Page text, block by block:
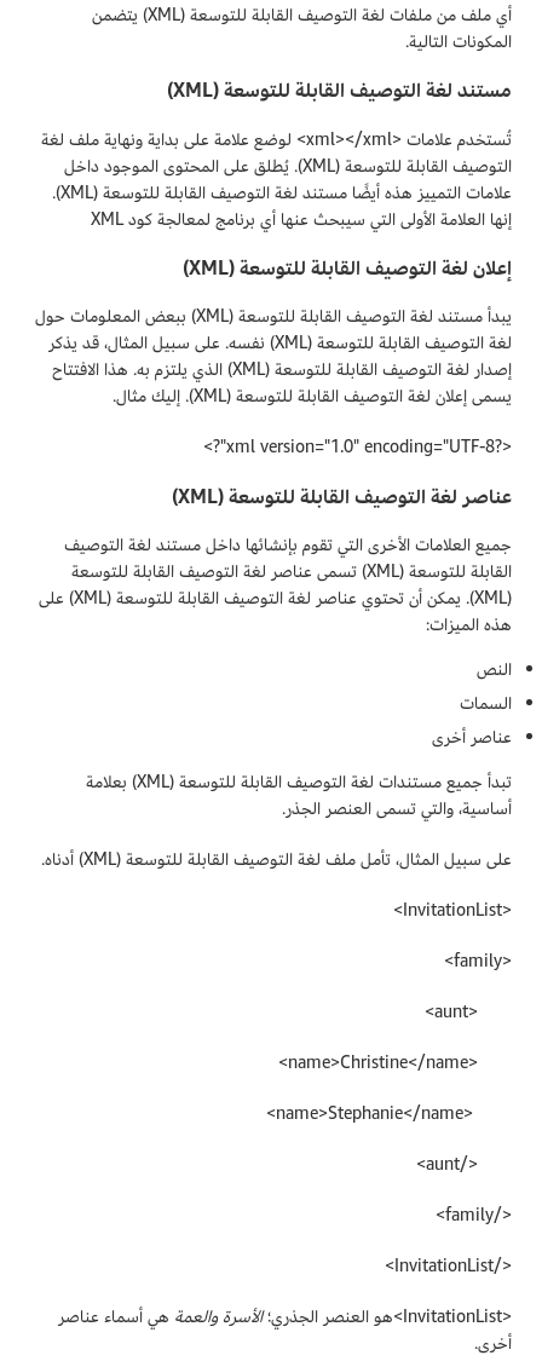
أي ملف من ملفات لغة التوصيف القابلة للتوسعة (XML) يتضمن
المكونات التالية.
مستند لغة التوصيف القابلة للتوسعة (XML)
تُستخدم علامات <xml></xml> لوضع علامة على بداية ونهاية ملف لغة
التوصيف القابلة للتوسعة (XML). يُطلق على المحتوى الموجود داخل
علامات التمييز هذه أيضًا مستند لغة التوصيف القابلة للتوسعة (XML).
إنها العلامة الأولى التي سيبحث عنها أي برنامج لمعالجة كود XML
إعلان لغة التوصيف القابلة للتوسعة (XML)
يبدأ مستند لغة التوصيف القابلة للتوسعة (XML) ببعض المعلومات حول
لغة التوصيف القابلة للتوسعة (XML) نفسه. على سبيل المثال، قد يذكر
إصدار لغة التوصيف القابلة للتوسعة (XML) الذي يلتزم به. هذا الافتتاح
يسمى إعلان لغة التوصيف القابلة للتوسعة (XML). إليك مثال.
<?xml version="1.0" encoding="UTF-8"?>
عناصر لغة التوصيف القابلة للتوسعة (XML)
جميع العلامات الأخرى التي تقوم بإنشائها داخل مستند لغة التوصيف
القابلة للتوسعة (XML) تسمى عناصر لغة التوصيف القابلة للتوسعة
(XML). يمكن أن تحتوي عناصر لغة التوصيف القابلة للتوسعة (XML) على
هذه الميزات:
النص
السمات
عناصر أخرى
تبدأ جميع مستندات لغة التوصيف القابلة للتوسعة (XML) بعلامة
أساسية، والتي تسمى العنصر الجذر.
على سبيل المثال، تأمل ملف لغة التوصيف القابلة للتوسعة (XML) أدناه.
<InvitationList>
<family>
<aunt>
<name>Christine</name>
<name>Stephanie</name>
</aunt>
</family>
</InvitationList>
<InvitationList>هو العنصر الجذري؛
الأسرة والعمة هي أسماء عناصر
أخرى.